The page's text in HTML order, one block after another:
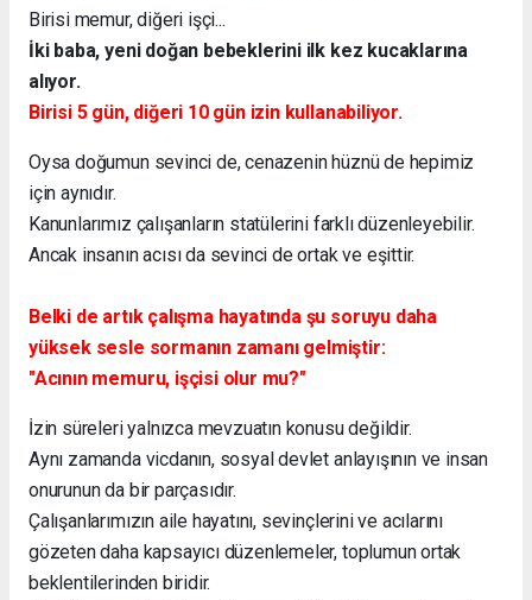
Birisi memur, diğeri işçi...
İki baba, yeni doğan bebeklerini ilk kez kucaklarına
alıyor.
Birisi 5 gün, diğeri 10 gün izin kullanabiliyor.
Oysa doğumun sevinci de, cenazenin hüznü de hepimiz
için aynıdır.
Kanunlarımız çalışanların statülerini farklı düzenleyebilir.
Ancak insanın acısı da sevinci de ortak ve eşittir.
Belki de artık çalışma hayatında şu soruyu daha
yüksek sesle sormanın zamanı gelmiştir:
"Acının memuru, işçisi olur mu?"
İzin süreleri yalnızca mevzuatın konusu değildir.
Aynı zamanda vicdanın, sosyal devlet anlayışının ve insan
onurunun da bir parçasıdır.
Çalışanlarımızın aile hayatını, sevinçlerini ve acılarını
gözeten daha kapsayıcı düzenlemeler, toplumun ortak
beklentilerinden biridir.